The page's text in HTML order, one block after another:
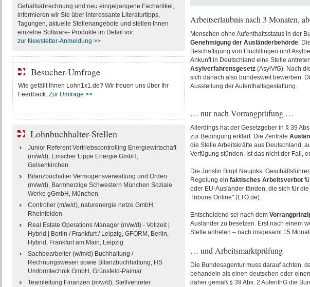
Arbeitserlaubnis nach 3 Monaten,
Menschen ohne Aufenthaltsstatus in der
Genehmigung der Ausländerbehörde.
Beschäftigung von Flüchtlingen und
Ankunft in Deutschland eine Stelle
Asylverfahrensgesetz (AsylVfG). Nach
sich danach also bundesweit bewerben.
Ausstellung der Aufenthaltsgestattung.
… nur nach Vorrangprüfung …
Allerdings hat der Gesetzgeber in § 39
zur Bedingung erklärt: Die Zentrale
die Stelle Arbeitskräfte aus Deutschland,
Verfügung stünden. Ist das nicht der Fall,
Die Juristin Birgit Naujoks,
Regelung ein faktisches Arbeitsverbot
oder EU-Ausländer fänden, die sich für
Tribune Online" (LTO.de).
Entscheidend sei nach dem
Ausländer zu besetzen. Erst nach einem
Stelle antreten – nach insgesamt 15
… und Arbeitsmarktprüfung
Die Bundesagentur muss darauf achten,
behandeln als einen deutschen oder
daher gemäß § 39 Abs. 2 AufenthG die
Gehaltsabrechnung und neu eingegangene Fachartikel,
informieren wir Sie über interessante Literaturtipps,
Tagungen, aktuelle Stellenangebote und stellen Ihnen
einzelne Software- Produkte im Detail vor.
zur Newsletter-Anmeldung >>
Besucher-Umfrage
Wie gefällt Ihnen Lohn1x1.de? Wir freuen uns über Ihr
Feedback. Zur Umfrage >>
Lohnbuchhalter-Stellen
Junior Referent Vertriebscontrolling Energiewirtschaft
(m/w/d), Emscher Lippe Energie GmbH,
Gelsenkirchen
Bilanzbuchalter Vermögensverwaltung und Orden
(m/w/d), Barmherzige Schwestern München Soziale
Werke gGmbH, München
Controller (m/w/d), naturenergie netze GmbH,
Rheinfelden
Real Estate Operations Manager (m/w/d) - Vollzeit |
Hybrid | Berlin / Frankfurt / Leipzig, GFORM, Berlin,
Hybrid, Frankfurt am Main, Leipzig
Sachbearbeiter (w/m/d) Buchhaltung /
Rechnungswesen sowie Bilanzbuchhaltung, HS
Umformtechnik GmbH, Grünsfeld-Paimar
Teamleitung Finanzen (m/w/d), Stellvertreter